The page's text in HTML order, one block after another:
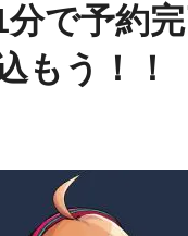
分で予約
もう！！